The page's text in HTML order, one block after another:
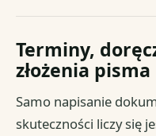
Terminy,
złożenia pisma
Samo napisanie
skuteczności liczy się